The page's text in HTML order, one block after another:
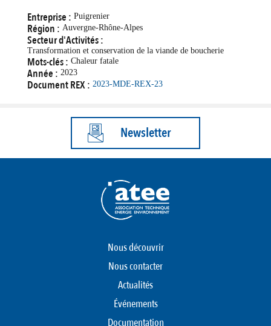
Entreprise : Puigrenier
Région : Auvergne-Rhône-Alpes
Secteur d'Activités :
Transformation et conservation de la viande de boucherie
Mots-clés : Chaleur fatale
Année : 2023
Document REX : 2023-MDE-REX-23
Newsletter
Nous découvrir
Nous contacter
Actualités
Événements
Documentation